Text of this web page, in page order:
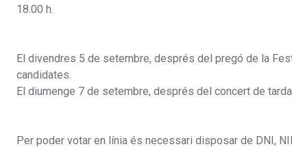
18.00 h.
El divendres 5 de setembre, després del pregó de la
candidates.
El diumenge 7 de setembre, després del concert de
Per poder votar en línia és necessari disposar de DNI,